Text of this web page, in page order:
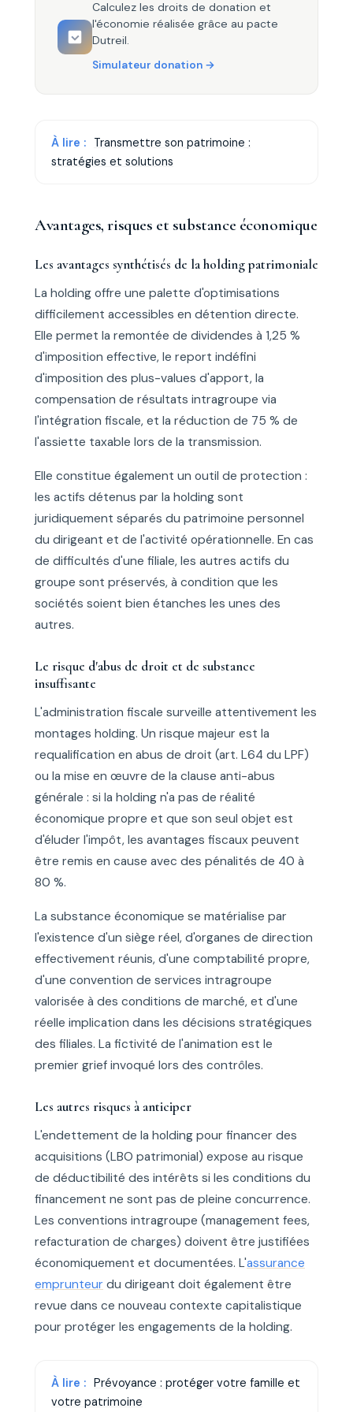
Calculez les droits de donation et
l'économie réalisée grâce au pacte
Dutreil.
Simulateur donation
À lire :
Transmettre son patrimoine :
stratégies et solutions
Avantages, risques et substance économique
Les avantages synthétisés de la holding patrimoniale
La holding offre une palette d'optimisations
difficilement accessibles en détention directe.
Elle permet la remontée de dividendes à 1,25 %
d'imposition effective, le report indéfini
d'imposition des plus-values d'apport, la
compensation de résultats intragroupe via
l'intégration fiscale, et la réduction de 75 % de
l'assiette taxable lors de la transmission.
Elle constitue également un outil de protection :
les actifs détenus par la holding sont
juridiquement séparés du patrimoine personnel
du dirigeant et de l'activité opérationnelle. En cas
de difficultés d'une filiale, les autres actifs du
groupe sont préservés, à condition que les
sociétés soient bien étanches les unes des
autres.
Le risque d'abus de droit et de substance
insuffisante
L'administration fiscale surveille attentivement les
montages holding. Un risque majeur est la
requalification en abus de droit (art. L64 du LPF)
ou la mise en œuvre de la clause anti-abus
générale : si la holding n'a pas de réalité
économique propre et que son seul objet est
d'éluder l'impôt, les avantages fiscaux peuvent
être remis en cause avec des pénalités de 40 à
80 %.
La substance économique se matérialise par
l'existence d'un siège réel, d'organes de direction
effectivement réunis, d'une comptabilité propre,
d'une convention de services intragroupe
valorisée à des conditions de marché, et d'une
réelle implication dans les décisions stratégiques
des filiales. La fictivité de l'animation est le
premier grief invoqué lors des contrôles.
Les autres risques à anticiper
L'endettement de la holding pour financer des
acquisitions (LBO patrimonial) expose au risque
de déductibilité des intérêts si les conditions du
financement ne sont pas de pleine concurrence.
Les conventions intragroupe (management fees,
refacturation de charges) doivent être justifiées
économiquement et documentées. L'assurance
emprunteur du dirigeant doit également être
revue dans ce nouveau contexte capitalistique
pour protéger les engagements de la holding.
À lire : Prévoyance : protéger votre famille et
votre patrimoine